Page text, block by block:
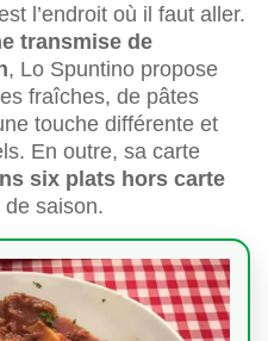
l’endroit où il faut aller.
transmise de
, Lo Spuntino propose
fraîches, de pâtes
touche différente et
En outre, sa carte
six plats hors carte
saison.